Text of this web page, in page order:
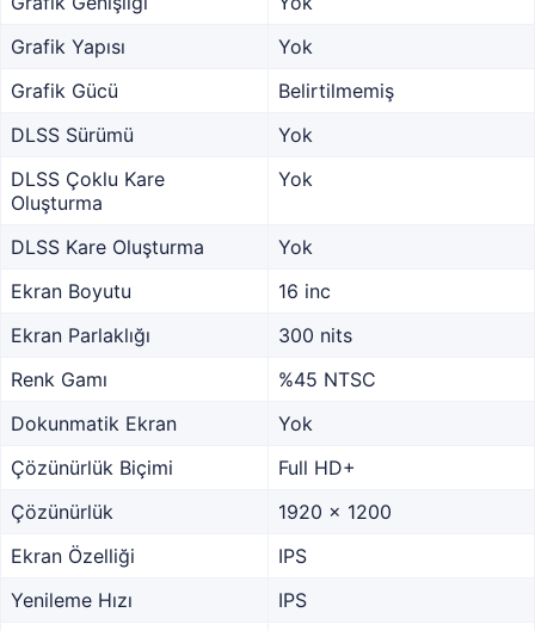
Grafik Yapısı
Yok
Grafik Gücü
Belirtilmemiş
DLSS Sürümü
Yok
DLSS Çoklu Kare
Oluşturma
Yok
DLSS Kare Oluşturma
Yok
Ekran Boyutu
16 inc
Ekran Parlaklığı
300 nits
Renk Gamı
%45 NTSC
Dokunmatik Ekran
Yok
Çözünürlük Biçimi
Full HD+
Çözünürlük
1920 x 1200
Ekran Özelliği
IPS
Yenileme Hızı
IPS